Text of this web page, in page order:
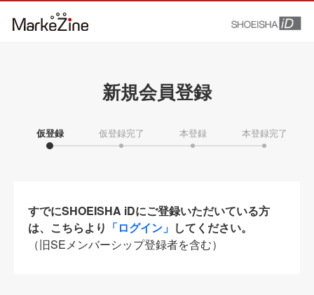
新規会員登録
仮登録 仮登録完了 本登録 本登録完了
すでにSHOEISHA iDにご登録いただいている方
は、こちらより 「ログイン」 してください。
（旧SEメンバーシップ登録者を含む）